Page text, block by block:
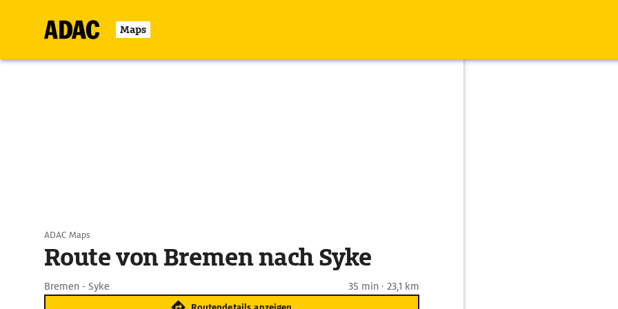
Maps
ADAC Maps
Route von Bremen nach Syke
Bremen - Syke 35 min · 23,1 km